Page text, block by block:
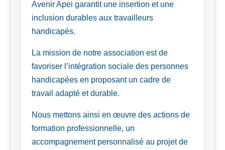
Avenir Apei garantit une insertion et une
inclusion durables aux travailleurs
handicapés.
La mission de notre association est de
favoriser l’intégration sociale des personnes
handicapées en proposant un cadre de
travail adapté et durable.
Nous mettons ainsi en œuvre des actions de
formation professionnelle, un
accompagnement personnalisé au projet de